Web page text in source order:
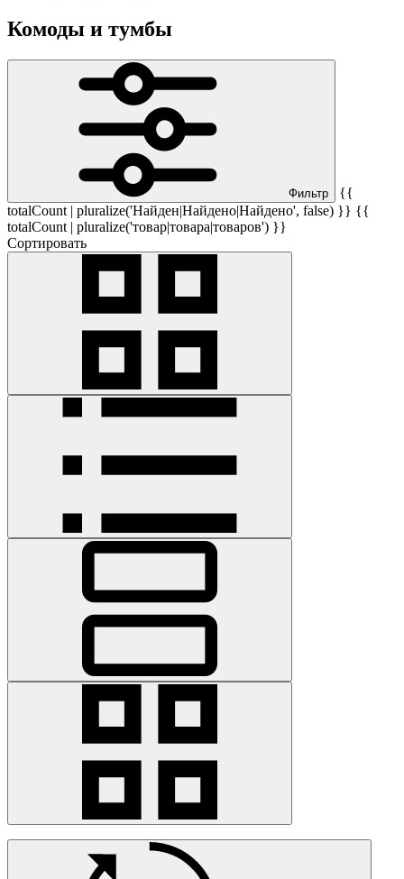
Комоды и тумбы
Фильтр
{{
totalCount | pluralize('Найден|Найдено|Найдено', false) }} {{
totalCount | pluralize('товар|товара|товаров') }}
Сортировать